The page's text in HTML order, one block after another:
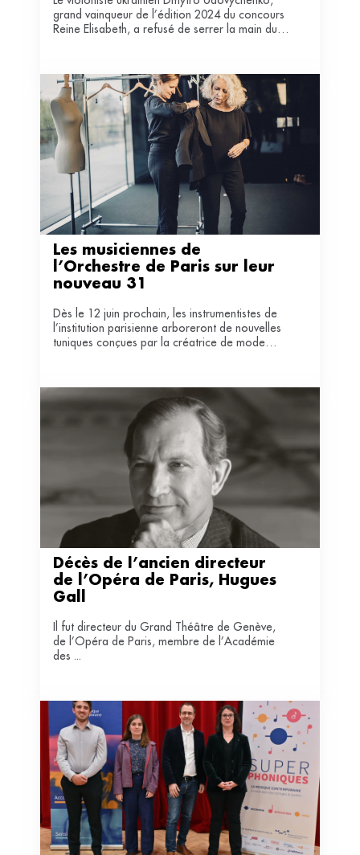
grand vainqueur de l’édition 2024 du concours
Reine Elisabeth, a refusé de serrer la main du
Les musiciennes de
l’Orchestre de Paris sur leur
nouveau 31
Dès le 12 juin prochain, les instrumentistes de
l’institution parisienne arboreront de nouvelles
tuniques conçues par la créatrice de mode
Décès de l’ancien directeur
de l’Opéra de Paris, Hugues
Gall
Il fut directeur du Grand Théâtre de Genève,
de l’Opéra de Paris, membre de l’Académie
des ...